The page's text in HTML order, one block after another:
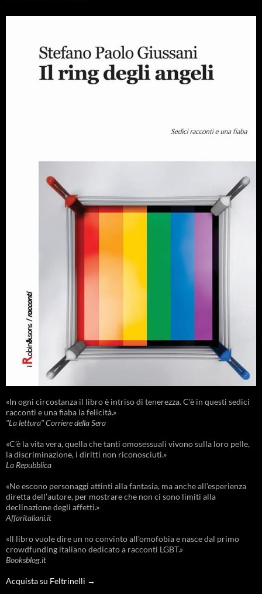
«In ogni circostanza il libro è intriso di tenerezza. C'è in questi sedici
racconti e una fiaba la felicità.»
"La lettura" Corriere della Sera
«C’è la vita vera, quella che tanti omosessuali vivono sulla loro pelle,
la discriminazione, i diritti non riconosciuti.»
La Repubblica
«Ne escono personaggi attinti alla fantasia, ma anche all’esperienza
diretta dell’autore, per mostrare che non ci sono limiti alla
declinazione degli affetti.»
Affaritaliani.it
«Il libro vuole dire un no convinto all’omofobia e nasce dal primo
crowdfunding italiano dedicato a racconti LGBT.»
Booksblog.it
Acquista su Feltrinelli →